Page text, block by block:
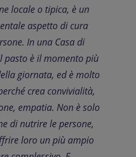
locale o tipica, è un
aspetto di cura
In una Casa di
pasto è il momento più
giornata, ed è molto
crea convivialità,
empatia. Non è solo
di nutrire le persone,
loro un più ampio